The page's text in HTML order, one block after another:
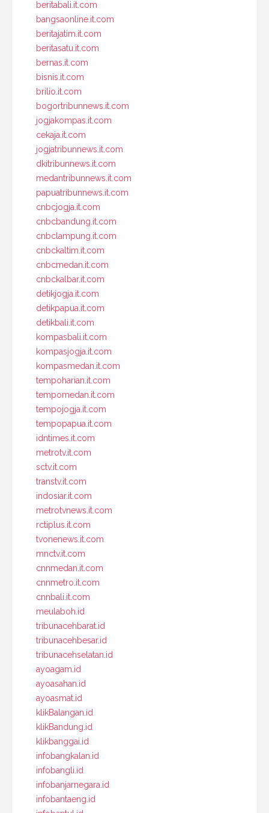
beritabali.it.com
bangsaonline.it.com
beritajatim.it.com
beritasatu.it.com
bernas.it.com
bisnis.it.com
brilio.it.com
bogortribunnews.it.com
jogjakompas.it.com
cekaja.it.com
jogjatribunnews.it.com
dkitribunnews.it.com
medantribunnews.it.com
papuatribunnews.it.com
cnbcjogja.it.com
cnbcbandung.it.com
cnbclampung.it.com
cnbckaltim.it.com
cnbcmedan.it.com
cnbckalbar.it.com
detikjogja.it.com
detikpapua.it.com
detikbali.it.com
kompasbali.it.com
kompasjogja.it.com
kompasmedan.it.com
tempoharian.it.com
tempomedan.it.com
tempojogja.it.com
tempopapua.it.com
idntimes.it.com
metrotv.it.com
sctv.it.com
transtv.it.com
indosiar.it.com
metrotvnews.it.com
rctiplus.it.com
tvonenews.it.com
mnctv.it.com
cnnmedan.it.com
cnnmetro.it.com
cnnbali.it.com
meulaboh.id
tribunacehbarat.id
tribunacehbesar.id
tribunacehselatan.id
ayoagam.id
ayoasahan.id
ayoasmat.id
klikBalangan.id
klikBandung.id
klikbanggai.id
infobangkalan.id
infobangli.id
infobanjarnegara.id
infobantaeng.id